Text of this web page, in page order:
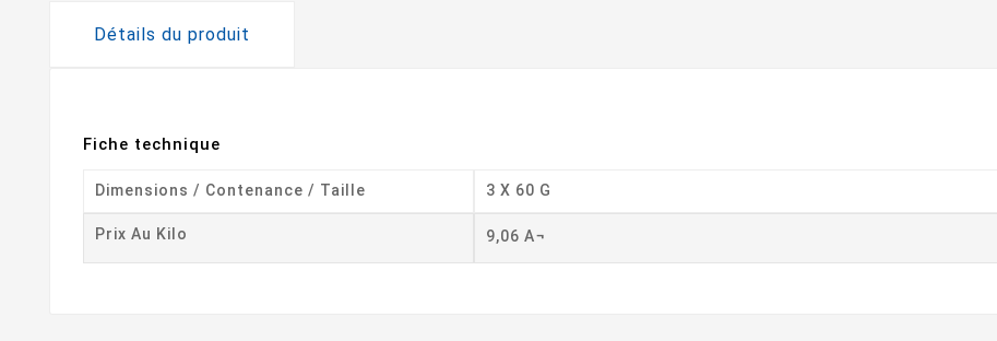
Détails du produit
Fiche technique
Dimensions / Contenance / Taille 3 X 60 G
Prix Au Kilo 9,06 A¬